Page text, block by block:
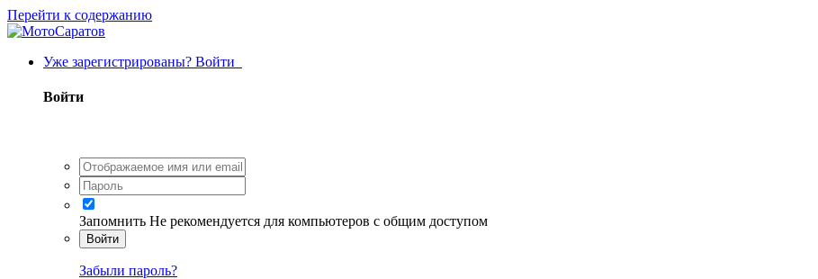
Перейти к содержанию
Уже зарегистрированы? Войти
Войти
Запомнить Не рекомендуется для компьютеров с общим доступом
Войти
Забыли пароль?